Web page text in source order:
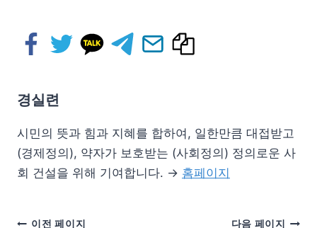
경실련
시민의 뜻과 힘과 지혜를 합하여, 일한만큼 대접받고
(경제정의), 약자가 보호받는 (사회정의) 정의로운 사
회 건설을 위해 기여합니다. → 홈페이지
이전 페이지 다음 페이지